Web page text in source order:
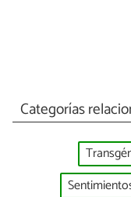
Categorías